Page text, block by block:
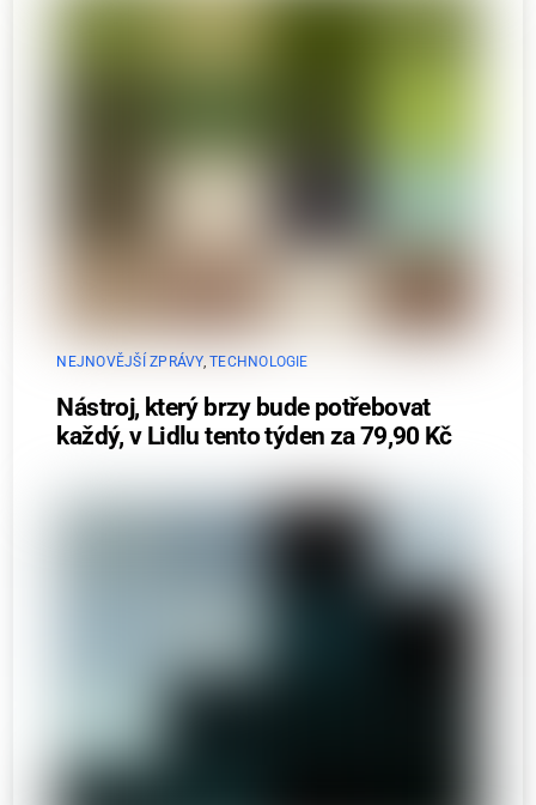
NEJNOVĚJŠÍ ZPRÁVY,TECHNOLOGIE
Nástroj, který brzy bude potřebovat
každý, v Lidlu tento týden za 79,90 Kč